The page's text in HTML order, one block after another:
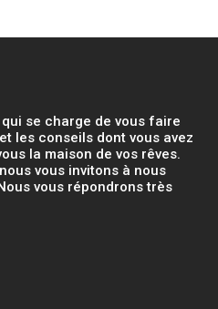
se charge de vous faire
les conseils dont vous avez
la maison de vos rêves.
vous invitons à nous
vous répondrons très